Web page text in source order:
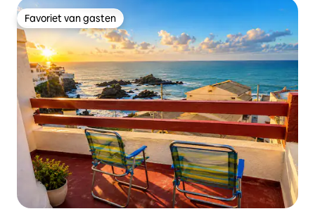
Favoriet van gasten
Favoriet van gasten